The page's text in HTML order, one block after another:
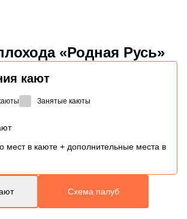
«Родная Русь»
кают
Занятые каюты
мест в каюте + дополнительные места в
Схема палуб